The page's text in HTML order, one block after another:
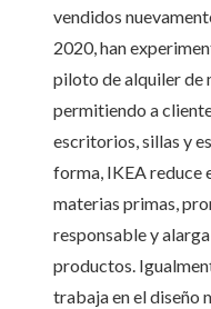
vendidos
2020, han
piloto de alquiler de
permitiendo a
escritorios, sillas y
forma, IKEA reduce
materias primas,
responsable y
productos.
trabaja en el diseño